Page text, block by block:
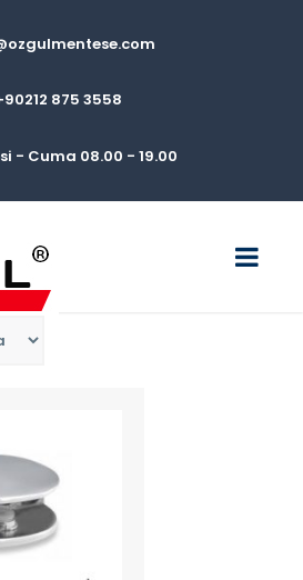
875 3558
- Cuma 08.00 - 19.00